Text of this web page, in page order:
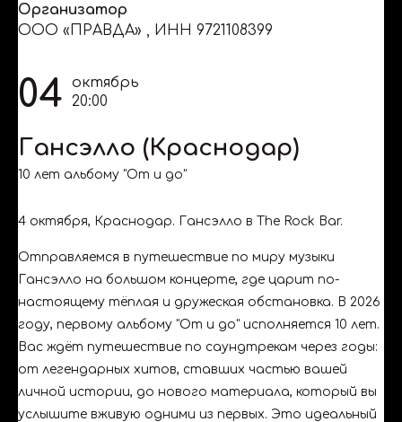
Организатор
ООО «ПРАВДА» , ИНН 9721108399
04
октябрь
20:00
Гансэлло (Краснодар)
10 лет альбому "От и до"
4 октября, Краснодар. Гансэлло в The Rock Bar.
Отправляемся в путешествие по миру музыки
Гансэлло на большом концерте, где царит по-
настоящему тёплая и дружеская обстановка. В 2026
году, первому альбому "От и до" исполняется 10 лет.
Вас ждёт путешествие по саундтрекам через годы:
от легендарных хитов, ставших частью вашей
личной истории, до нового материала, который вы
услышите вживую одними из первых. Это идеальный